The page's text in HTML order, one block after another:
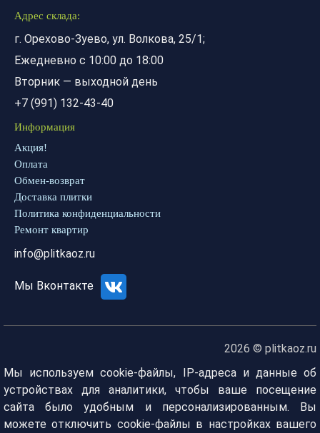
Адрес склада:
г. Орехово-Зуево, ул. Волкова, 25/1;
Ежедневно с 10:00 до 18:00
Вторник — выходной день
+7 (991) 132-43-40
Информация
Акция!
Оплата
Обмен-возврат
Доставка плитки
Политика конфиденциальности
Ремонт квартир
info@plitkaoz.ru
Мы Вконтакте
2026 © plitkaoz.ru
Мы используем cookie-файлы, IP-адреса и данные об
устройствах для аналитики, чтобы ваше посещение
сайта было удобным и персонализированным. Вы
можете отключить cookie-файлы в настройках вашего